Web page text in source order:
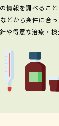
報を調べること
から条件に合
や得意な治療・検